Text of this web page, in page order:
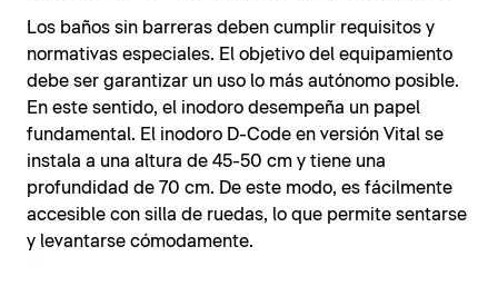
Los baños sin barreras deben cumplir requisitos y
normativas especiales. El objetivo del equipamiento
debe ser garantizar un uso lo más autónomo posible.
En este sentido, el inodoro desempeña un papel
fundamental. El inodoro D-Code en versión Vital se
instala a una altura de 45-50 cm y tiene una
profundidad de 70 cm. De este modo, es fácilmente
accesible con silla de ruedas, lo que permite sentarse
y levantarse cómodamente.